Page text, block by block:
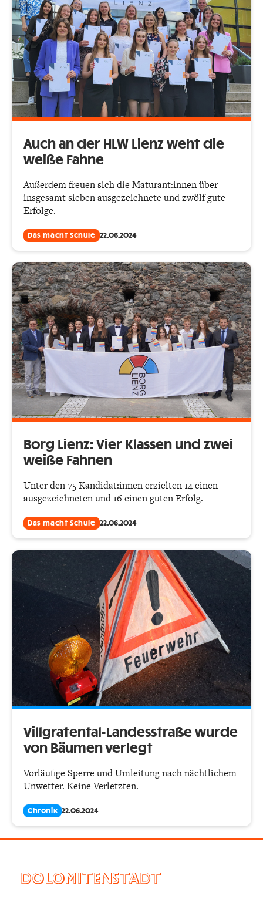
Auch an der HLW Lienz weht die
weiße Fahne
Außerdem freuen sich die Maturant:innen über
insgesamt sieben ausgezeichnete und zwölf gute
Erfolge.
Das macht Schule 22.06.2024
Borg Lienz: Vier Klassen und zwei
weiße Fahnen
Unter den 75 Kandidat:innen erzielten 14 einen
ausgezeichneten und 16 einen guten Erfolg.
Das macht Schule 22.06.2024
Villgratental-Landesstraße wurde
von Bäumen verlegt
Vorläufige Sperre und Umleitung nach nächtlichem
Unwetter. Keine Verletzten.
Chronik 22.06.2024
DOLOMITENSTADT